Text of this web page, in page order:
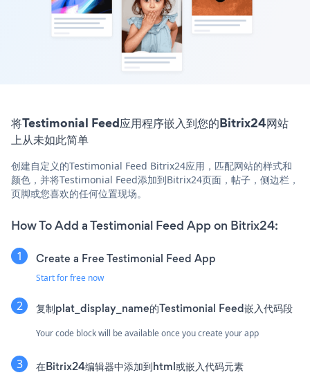
将Testimonial Feed应用程序嵌入到您的Bitrix24网站
上从未如此简单
创建自定义的Testimonial Feed Bitrix24应用，匹配网站的样式和
颜色，并将Testimonial Feed添加到Bitrix24页面，帖子，侧边栏，
页脚或您喜欢的任何位置现场。
How To Add a Testimonial Feed App on Bitrix24:
Create a Free Testimonial Feed App
Start for free now
复制plat_display_name的Testimonial Feed嵌入代码段
Your code block will be available once you create your app
在Bitrix24编辑器中添加到html或嵌入代码元素